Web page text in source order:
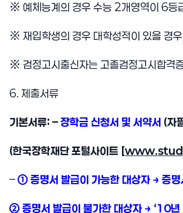
※ 예체능계의 경우 수능 2개영역이 6등
※ 재입학생의 경우 대학성적이 있을 경
※ 검정고시출신자는 고졸검정고시합격
6. 제출서류
기본서류: –장학금 신청서 및 서약서 (자
(한국장학재단 포털사이트 [
–① 증명서 발급이 가능한 대상자 → 증명
② 증명서 발급이 불가한 대상자 → ‘10년